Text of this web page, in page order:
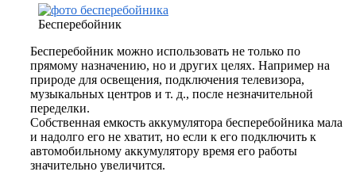
Бесперебойник
Бесперебойник можно использовать не только по
прямому назначению, но и других целях. Например на
природе для освещения, подключения телевизора,
музыкальных центров и т. д., после незначительной
переделки.
Собственная емкость аккумулятора бесперебойника мала
и надолго его не хватит, но если к его подключить к
автомобильному аккумулятору время его работы
значительно увеличится.